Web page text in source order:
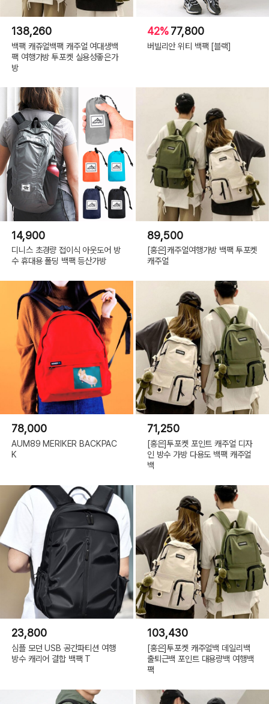
138,260
백팩 캐쥬얼백팩 캐주얼 여대생백
팩 여행가방 투포켓 실용성좋은가
방
42%77,800
버빌리안 위티 백팩 [블랙]
14,900
디니스 초경량 접이식 아웃도어 방
수 휴대용 폴딩 백팩 등산가방
89,500
[홍은]캐주얼여행가방 백팩 투포켓
캐주얼
78,000
AUM89 MERIKER BACKPAC
K
71,250
[홍은]투포켓 포인트 캐주얼 디자
인 방수 가방 다용도 백팩 캐주얼
백
23,800
심플 모던 USB 공간파티션 여행
방수 캐리어 결합 백팩 T
103,430
[홍은]투포켓 캐주얼백 데일리백
출퇴근백 포인트 대용량백 여행백
팩